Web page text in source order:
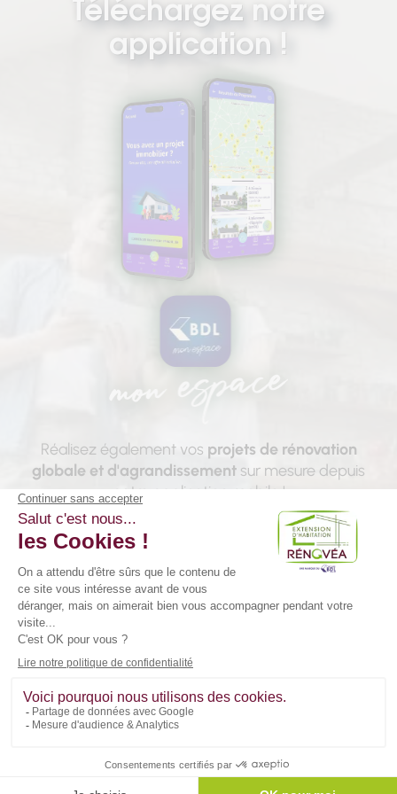
Téléchargez notre
application !
Réalisez également vos projets de rénovation
globale et d'agrandissement sur mesure depuis
notre application mobile !